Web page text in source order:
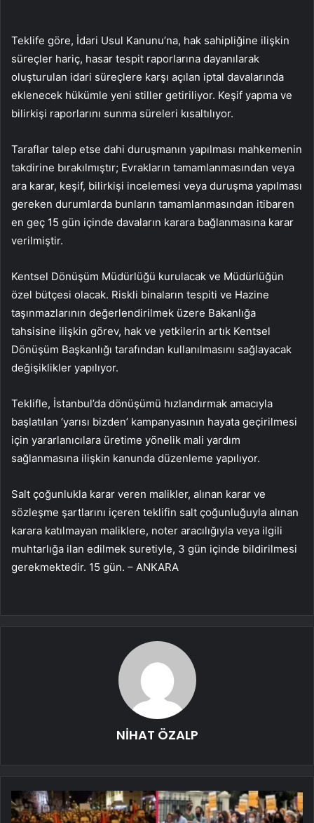
Teklife göre, İdari Usul Kanunu’na, hak sahipliğine ilişkin
süreçler hariç, hasar tespit raporlarına dayanılarak
oluşturulan idari süreçlere karşı açılan iptal davalarında
eklenecek hükümle yeni stiller getiriliyor. Keşif yapma ve
bilirkişi raporlarını sunma süreleri kısaltılıyor.
Taraflar talep etse dahi duruşmanın yapılması mahkemenin
takdirine bırakılmıştır; Evrakların tamamlanmasından veya
ara karar, keşif, bilirkişi incelemesi veya duruşma yapılması
gereken durumlarda bunların tamamlanmasından itibaren
en geç 15 gün içinde davaların karara bağlanmasına karar
verilmiştir.
Kentsel Dönüşüm Müdürlüğü kurulacak ve Müdürlüğün
özel bütçesi olacak. Riskli binaların tespiti ve Hazine
taşınmazlarının değerlendirilmek üzere Bakanlığa
tahsisine ilişkin görev, hak ve yetkilerin artık Kentsel
Dönüşüm Başkanlığı tarafından kullanılmasını sağlayacak
değişiklikler yapılıyor.
Teklifle, İstanbul’da dönüşümü hızlandırmak amacıyla
başlatılan ‘yarısı bizden’ kampanyasının hayata geçirilmesi
için yararlanıcılara üretime yönelik mali yardım
sağlanmasına ilişkin kanunda düzenleme yapılıyor.
Salt çoğunlukla karar veren malikler, alınan karar ve
sözleşme şartlarını içeren teklifin salt çoğunluğuyla alınan
karara katılmayan maliklere, noter aracılığıyla veya ilgili
muhtarlığa ilan edilmek suretiyle, 3 gün içinde bildirilmesi
gerekmektedir. 15 gün. – ANKARA
NİHAT ÖZALP